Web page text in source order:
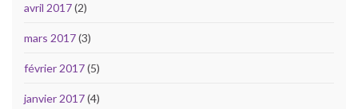
avril 2017(2)
mars 2017(3)
février 2017(5)
janvier 2017(4)